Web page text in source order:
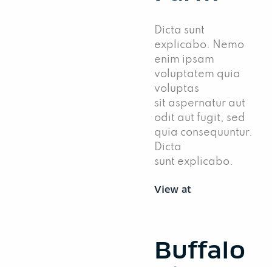
Dicta sunt
explicabo. Nemo
enim ipsam
voluptatem quia
voluptas
sit aspernatur aut
odit aut fugit, sed
quia consequuntur.
Dicta
sunt explicabo.
View at
Buffalo